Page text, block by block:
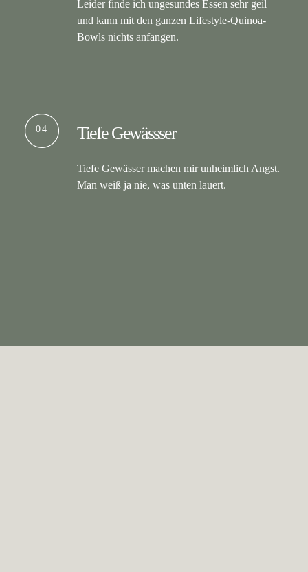
Leider finde ich ungesundes Essen sehr geil
und kann mit den ganzen Lifestyle-Quinoa-
Bowls nichts anfangen.
Tiefe Gewässser
04
Tiefe Gewässer machen mir unheimlich Angst.
Man weiß ja nie, was unten lauert.